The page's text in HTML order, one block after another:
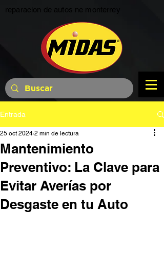
reparacion de autos ne monterrey
Entrada
Mantenimiento
Preventivo: La Clave para
Evitar Averías por
Desgaste en tu Auto
25 oct 2024 2 min de lectura